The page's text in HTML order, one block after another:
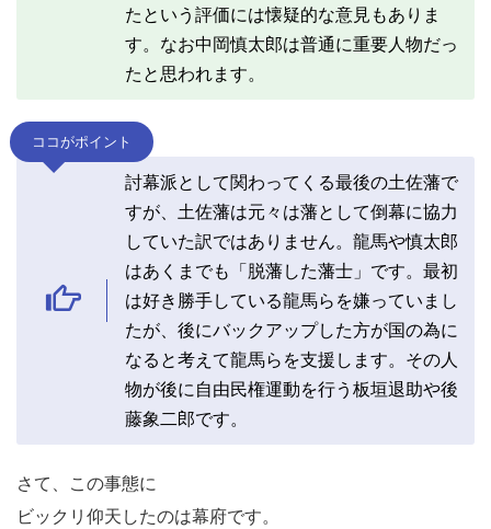
たという評価には懐疑的な意見もありま
す。なお中岡慎太郎は普通に重要人物だっ
たと思われます。
ココがポイント
討幕派として関わってくる最後の土佐藩で
すが、土佐藩は元々は藩として倒幕に協力
していた訳ではありません。龍馬や慎太郎
はあくまでも「脱藩した藩士」です。最初
は好き勝手している龍馬らを嫌っていまし
たが、後にバックアップした方が国の為に
なると考えて龍馬らを支援します。その人
物が後に自由民権運動を行う板垣退助や後
藤象二郎です。
さて、この事態に
ビックリ仰天したのは幕府です。